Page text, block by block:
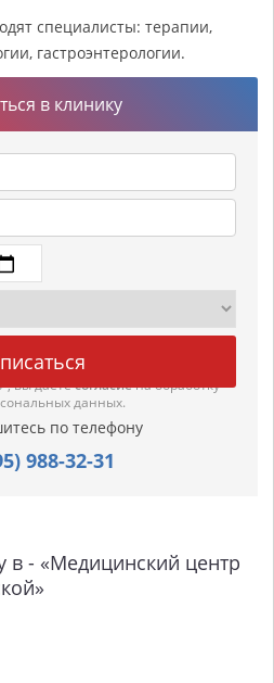
специалисты: терапии,
гастроэнтерологии.
в клинику
вы даетесогласиена обработку
данных.
по телефону
988-32-31
в - «Медицинский центр